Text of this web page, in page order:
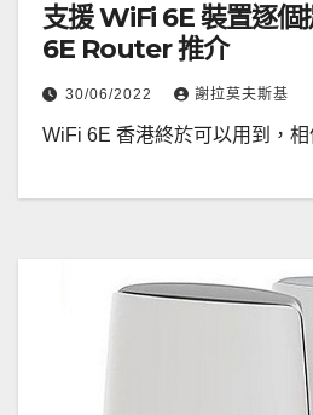
支援 WiFi 6E 裝置逐
6E Router 推介
30/06/2022 謝拉莫夫斯基
WiFi 6E 香港終於可以用到，